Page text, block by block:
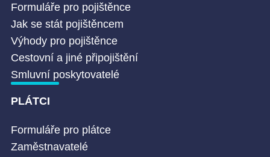
Formuláře pro pojištěnce
Jak se stát pojištěncem
Výhody pro pojištěnce
Cestovní a jiné připojištění
Smluvní poskytovatelé
PLÁTCI
Formuláře pro plátce
Zaměstnavatelé